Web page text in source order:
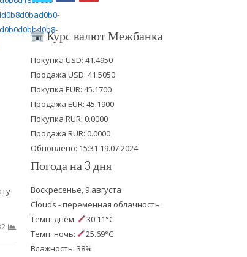
w
i
t
e
r
c
b
o
o
k
u
u
b
e
Курс валют Межбанка
Покупка USD: 41.4950
Продажа USD: 41.5050
Покупка EUR: 45.1700
Продажа EUR: 45.1900
Покупка RUR: 0.0000
Продажа RUR: 0.0000
Обновлено: 15:31 19.07.2024
Погода на 3 дня
Воскресенье, 9 августа
Clouds - переменная облачность
Темп. днём:
30.11°C
Темп. ночь:
25.69°C
Влажность: 38%